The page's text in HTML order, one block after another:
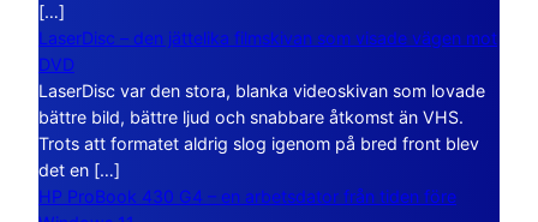
[…]
LaserDisc – den jättelika filmskivan som visade vägen mot
DVD
LaserDisc var den stora, blanka videoskivan som lovade
bättre bild, bättre ljud och snabbare åtkomst än VHS.
Trots att formatet aldrig slog igenom på bred front blev
det en […]
HP ProBook 430 G4 – en arbetsdator från tiden före